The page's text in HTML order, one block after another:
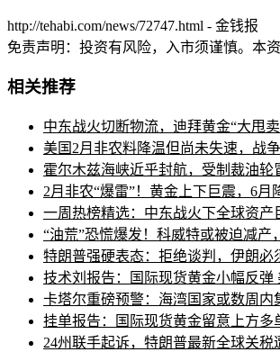
http://tehabi.com/news/72747.html - 金钱报
免责声明：投资有风险，入市须谨慎。本
相关推荐
中东战火切断物流，迪拜黄金“大甩卖
美国2月非农料降温但尚未失速，战
霍尔木兹海峡近乎封航，受制裁油轮
2月非农“爆雷”！黄金上下巨震，6月
一周热榜精选：中东战火下全球资产
“油荒”恐慌爆发！科威特或被迫减产
特朗普强硬表态：拒绝谈判，伊朗必
技术刘报告：国际现货黄金小幅反弹
卡塔尔重磅预警：海湾国家或数周内
挂单报告：国际现货黄金留意上方多
24州联手起诉，特朗普最新全球关税